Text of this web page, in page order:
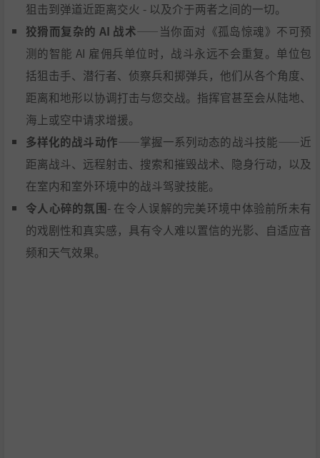
狙击到弹道近距离交火 - 以及介于两者之间的一切。
狡猾而复杂的 AI 战术——当你面对《孤岛惊魂》不可预
测的智能 AI 雇佣兵单位时，战斗永远不会重复。单位包
括狙击手、潜行者、侦察兵和掷弹兵，他们从各个角度、
距离和地形以协调打击与您交战。指挥官甚至会从陆地、
海上或空中请求增援。
多样化的战斗动作——掌握一系列动态的战斗技能——近
距离战斗、远程射击、搜索和摧毁战术、隐身行动，以及
在室内和室外环境中的战斗驾驶技能。
令人心碎的氛围- 在令人误解的完美环境中体验前所未有
的戏剧性和真实感，具有令人难以置信的光影、自适应音
频和天气效果。